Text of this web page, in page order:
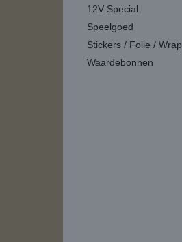
12V Special
Speelgoed
Stickers / Folie / Wrap
Waardebonnen